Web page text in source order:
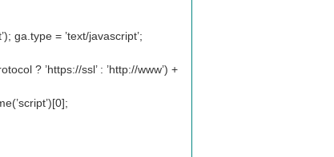
ga.type = ’text/javascript’;
? ’https://ssl’ : ’http://www’) +